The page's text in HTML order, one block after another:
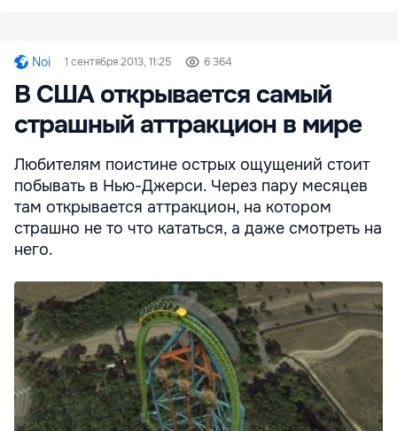
Noi 1 сентября 2013, 11:25 6 364
В США открывается самый
страшный аттракцион в мире
Любителям поистине острых ощущений стоит
побывать в Нью-Джерси. Через пару месяцев
там открывается аттракцион, на котором
страшно не то что кататься, а даже смотреть на
него.